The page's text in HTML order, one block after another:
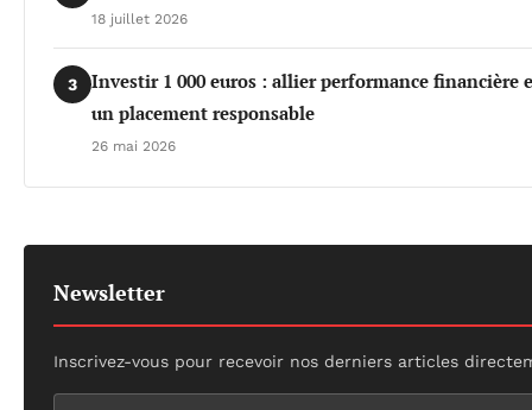
18 juillet 2026
3
Investir 1 000 euros : allier performance financière
un placement responsable
26 mai 2026
Newsletter
Inscrivez-vous pour recevoir nos derniers articles